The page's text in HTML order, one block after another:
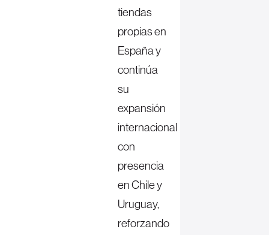
tiendas
propias en
España y
continúa
su
expansión
internacional
con
presencia
en Chile y
Uruguay,
reforzando